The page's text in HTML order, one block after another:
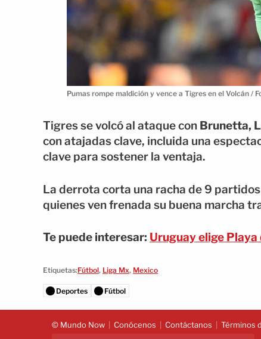
Pumas rompe maldición y vence a Tigres en el Volcán /
Tigres se volcó al ataque con Brunetta,
con atajadas clave, incluida una
clave para sostener la ventaja.
La derrota corta una racha de 9
quienes ven frenada su buena marcha
Te puede interesar: Uruguay elige
Etiquetas:Fútbol, Liga Mx, Mexico
Deportes Fútbol
© Mundo Now Conócenos Contáctanos Términos